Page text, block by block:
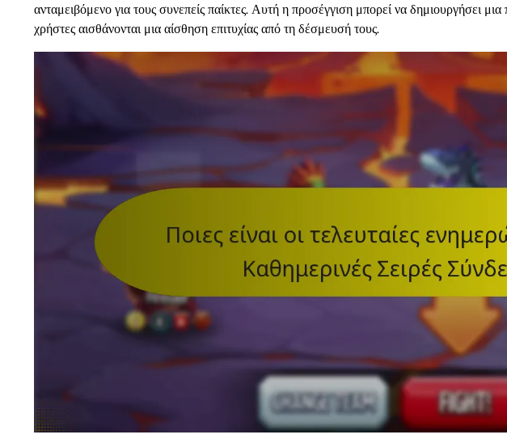
ανταμειβόμενο για τους συνεπείς παίκτες. Αυτή η προσέγγιση μπορεί να δημιουργήσει
χρήστες αισθάνονται μια αίσθηση επιτυχίας από τη δέσμευσή τους.